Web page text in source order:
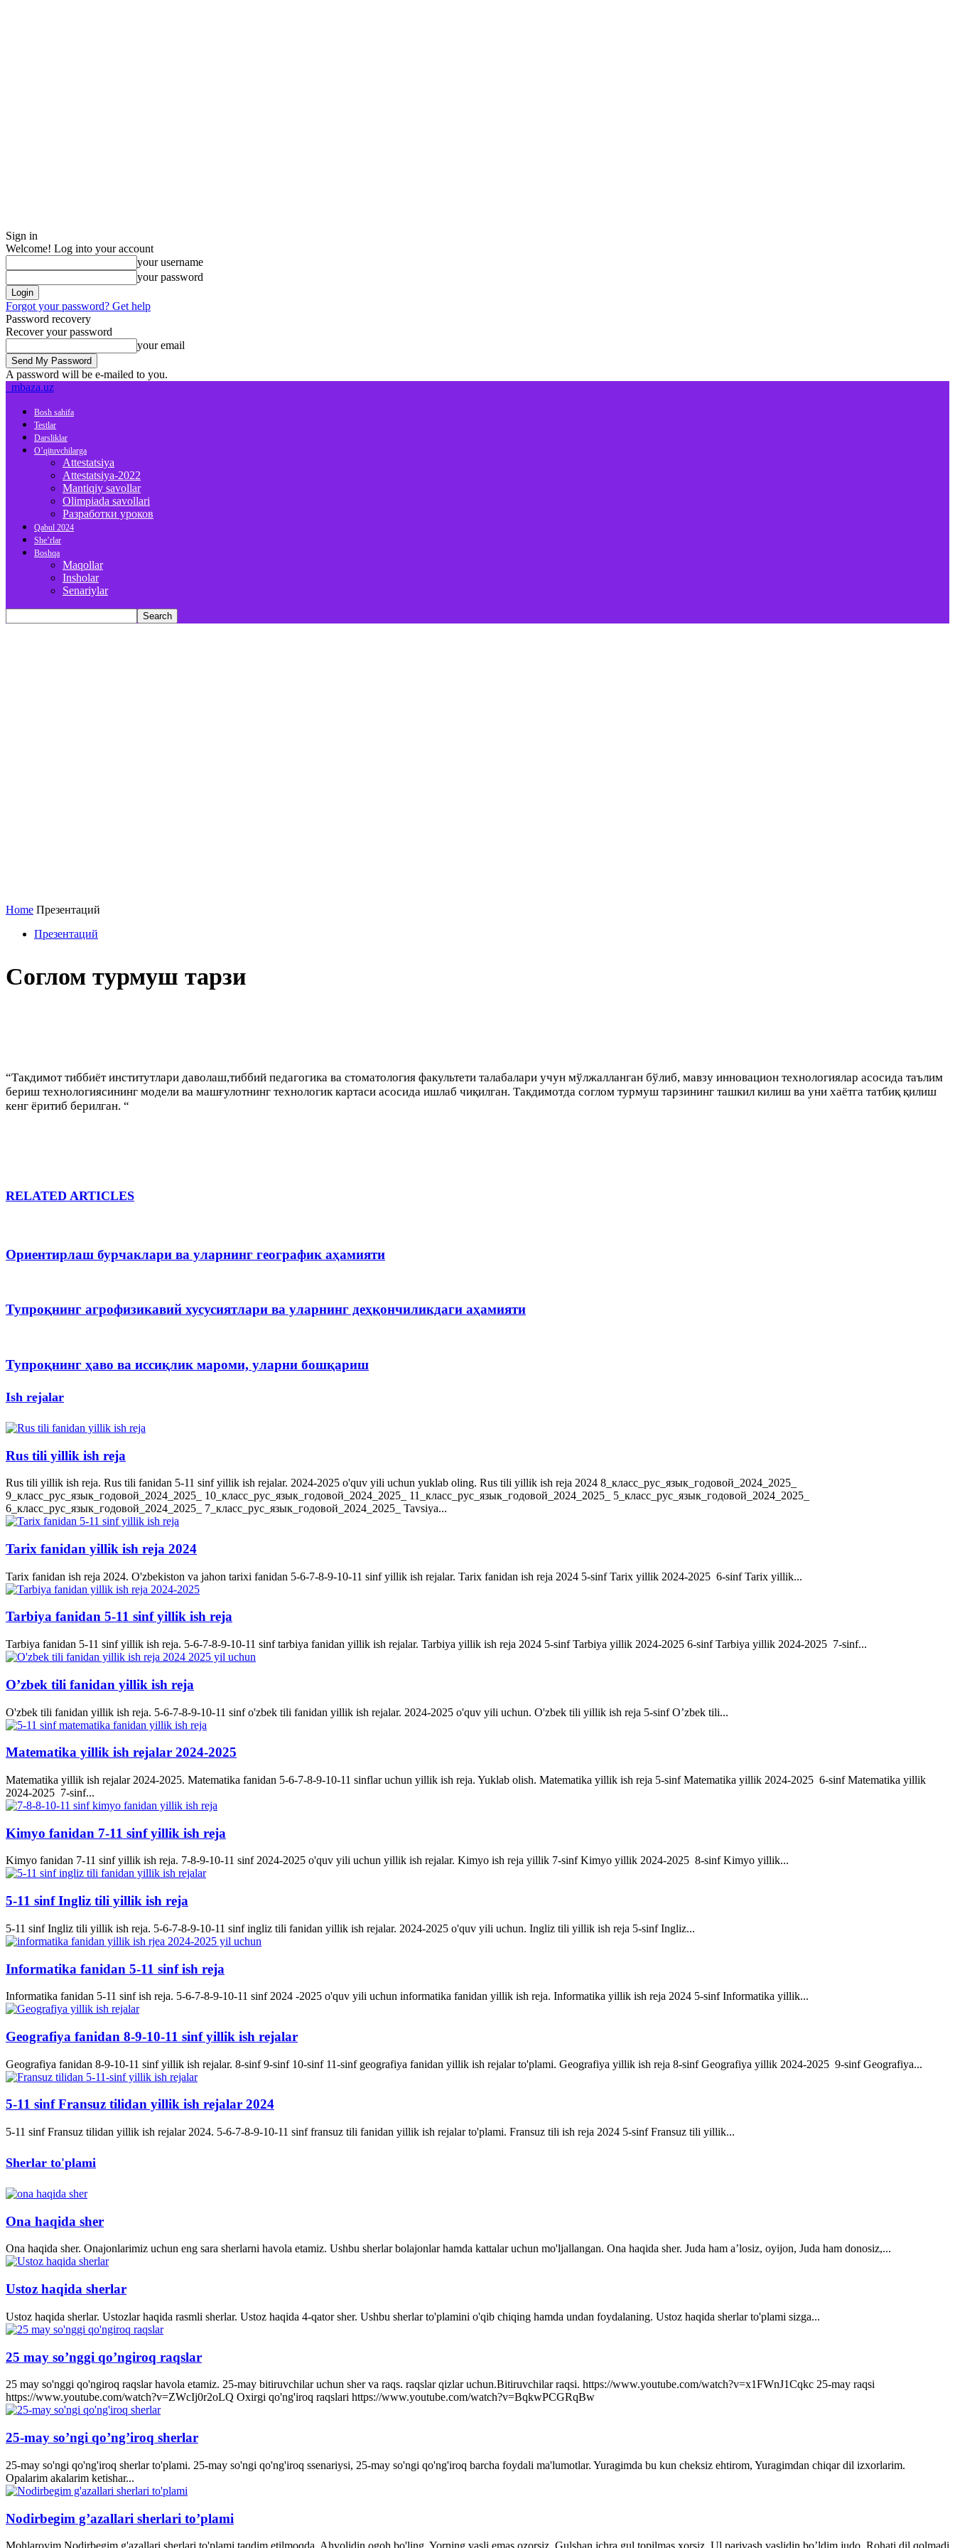
Sign in
Welcome! Log into your account
your username
your password
Forgot your password? Get help
Password recovery
Recover your password
your email
A password will be e-mailed to you.
mbaza.uz
Bosh sahifa
Testlar
Darsliklar
O’qituvchilarga
Attestatsiya
Attestatsiya-2022
Mantiqiy savollar
Olimpiada savollari
Разработки уроков
Qabul 2024
She’rlar
Boshqa
Maqollar
Insholar
Senariylar
Home Презентаций
Презентаций
Соглом турмуш тарзи
“Такдимот тиббиёт институтлари даволаш,тиббий педагогика ва стоматология факультети талабалари учун мўлжалланган бўлиб, мавзу инновацион технологиялар асосида таълим
бериш технологиясининг модели ва машғулотнинг технологик картаси асосида ишлаб чиқилган. Такдимотда соглом турмуш тарзининг ташкил килиш ва уни хаётга татбиқ қилиш
кенг ёритиб берилган. “
RELATED ARTICLES
Ориентирлаш бурчаклари ва уларнинг географик аҳамияти
Тупроқнинг агрофизикавий хусусиятлари ва уларнинг деҳқончиликдаги аҳамияти
Тупроқнинг ҳаво ва иссиқлик мароми, уларни бошқариш
Ish rejalar
Rus tili yillik ish reja
Rus tili yillik ish reja. Rus tili fanidan 5-11 sinf yillik ish rejalar. 2024-2025 o'quv yili uchun yuklab oling. Rus tili yillik ish reja 2024 8_класс_рус_язык_годовой_2024_2025_
9_класс_рус_язык_годовой_2024_2025_ 10_класс_рус_язык_годовой_2024_2025_ 11_класс_рус_язык_годовой_2024_2025_ 5_класс_рус_язык_годовой_2024_2025_
6_класс_рус_язык_годовой_2024_2025_ 7_класс_рус_язык_годовой_2024_2025_ Tavsiya...
Tarix fanidan yillik ish reja 2024
Tarix fanidan ish reja 2024. O'zbekiston va jahon tarixi fanidan 5-6-7-8-9-10-11 sinf yillik ish rejalar. Tarix fanidan ish reja 2024 5-sinf Tarix yillik 2024-2025 6-sinf Tarix yillik...
Tarbiya fanidan 5-11 sinf yillik ish reja
Tarbiya fanidan 5-11 sinf yillik ish reja. 5-6-7-8-9-10-11 sinf tarbiya fanidan yillik ish rejalar. Tarbiya yillik ish reja 2024 5-sinf Tarbiya yillik 2024-2025 6-sinf Tarbiya yillik 2024-2025 7-sinf...
O’zbek tili fanidan yillik ish reja
O'zbek tili fanidan yillik ish reja. 5-6-7-8-9-10-11 sinf o'zbek tili fanidan yillik ish rejalar. 2024-2025 o'quv yili uchun. O'zbek tili yillik ish reja 5-sinf O’zbek tili...
Matematika yillik ish rejalar 2024-2025
Matematika yillik ish rejalar 2024-2025. Matematika fanidan 5-6-7-8-9-10-11 sinflar uchun yillik ish reja. Yuklab olish. Matematika yillik ish reja 5-sinf Matematika yillik 2024-2025 6-sinf Matematika yillik
2024-2025 7-sinf...
Kimyo fanidan 7-11 sinf yillik ish reja
Kimyo fanidan 7-11 sinf yillik ish reja. 7-8-9-10-11 sinf 2024-2025 o'quv yili uchun yillik ish rejalar. Kimyo ish reja yillik 7-sinf Kimyo yillik 2024-2025 8-sinf Kimyo yillik...
5-11 sinf Ingliz tili yillik ish reja
5-11 sinf Ingliz tili yillik ish reja. 5-6-7-8-9-10-11 sinf ingliz tili fanidan yillik ish rejalar. 2024-2025 o'quv yili uchun. Ingliz tili yillik ish reja 5-sinf Ingliz...
Informatika fanidan 5-11 sinf ish reja
Informatika fanidan 5-11 sinf ish reja. 5-6-7-8-9-10-11 sinf 2024 -2025 o'quv yili uchun informatika fanidan yillik ish reja. Informatika yillik ish reja 2024 5-sinf Informatika yillik...
Geografiya fanidan 8-9-10-11 sinf yillik ish rejalar
Geografiya fanidan 8-9-10-11 sinf yillik ish rejalar. 8-sinf 9-sinf 10-sinf 11-sinf geografiya fanidan yillik ish rejalar to'plami. Geografiya yillik ish reja 8-sinf Geografiya yillik 2024-2025 9-sinf Geografiya...
5-11 sinf Fransuz tilidan yillik ish rejalar 2024
5-11 sinf Fransuz tilidan yillik ish rejalar 2024. 5-6-7-8-9-10-11 sinf fransuz tili fanidan yillik ish rejalar to'plami. Fransuz tili ish reja 2024 5-sinf Fransuz tili yillik...
Sherlar to'plami
Ona haqida sher
Ona haqida sher. Onajonlarimiz uchun eng sara sherlarni havola etamiz. Ushbu sherlar bolajonlar hamda kattalar uchun mo'ljallangan. Ona haqida sher. Juda ham a’losiz, oyijon, Juda ham donosiz,...
Ustoz haqida sherlar
Ustoz haqida sherlar. Ustozlar haqida rasmli sherlar. Ustoz haqida 4-qator sher. Ushbu sherlar to'plamini o'qib chiqing hamda undan foydalaning. Ustoz haqida sherlar to'plami sizga...
25 may so’nggi qo’ngiroq raqslar
25 may so'nggi qo'ngiroq raqslar havola etamiz. 25-may bitiruvchilar uchun sher va raqs. raqslar qizlar uchun.Bitiruvchilar raqsi. https://www.youtube.com/watch?v=x1FWnJ1Cqkc 25-may raqsi
https://www.youtube.com/watch?v=ZWcIj0r2oLQ Oxirgi qo'ng'iroq raqslari https://www.youtube.com/watch?v=BqkwPCGRqBw
25-may so’ngi qo’ng’iroq sherlar
25-may so'ngi qo'ng'iroq sherlar to'plami. 25-may so'ngi qo'ng'iroq ssenariysi, 25-may so'ngi qo'ng'iroq barcha foydali ma'lumotlar. Yuragimda bu kun cheksiz ehtirom, Yuragimdan chiqar dil izxorlarim.
Opalarim akalarim ketishar...
Nodirbegim g’azallari sherlari to’plami